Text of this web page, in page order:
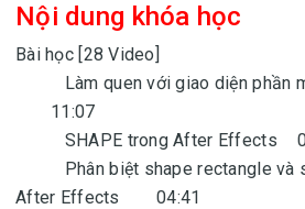
Nội dung khóa học
Bài học [28 Video]
Làm quen với giao diện phần
11:07
SHAPE trong After Effects
Phân biệt shape rectangle và
After Effects
04:41